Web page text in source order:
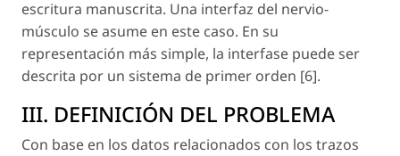
escritura manuscrita. Una interfaz del nervio-
músculo se asume en este caso. En su
representación más simple, la interfase puede ser
descrita por un sistema de primer orden [6].
III. DEFINICIÓN DEL PROBLEMA
Con base en los datos relacionados con los trazos